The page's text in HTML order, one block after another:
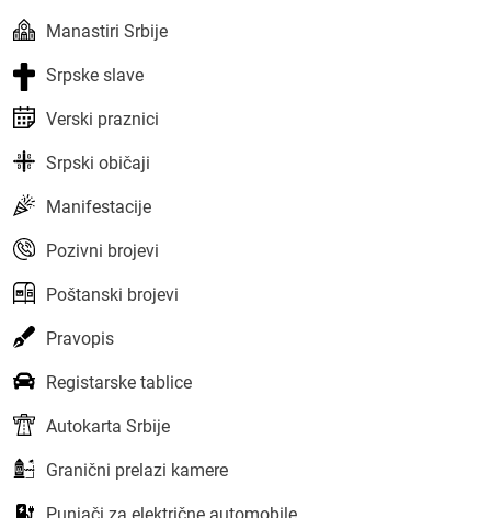
Manastiri Srbije
Srpske slave
Verski praznici
Srpski običaji
Manifestacije
Pozivni brojevi
Poštanski brojevi
Pravopis
Registarske tablice
Autokarta Srbije
Granični prelazi kamere
Punjači za električne automobile